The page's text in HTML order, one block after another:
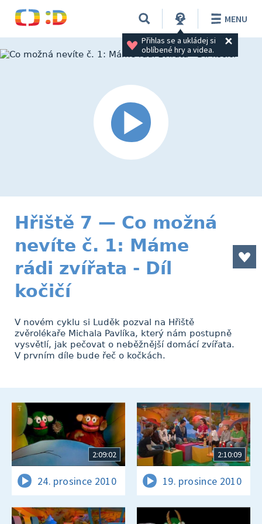
Přihlas se a ukládej si
oblíbené hry a videa.
MENU
Hřiště 7 — Co možná
nevíte č. 1: Máme
rádi zvířata - Díl
kočičí
V novém cyklu si Luděk pozval na Hřiště
zvěrolékaře Michala Pavlíka, který nám postupně
vysvětlí, jak pečovat o neběžnější domácí zvířata.
V prvním díle bude řeč o kočkách.
2:09:02
24. prosince 2010
2:10:09
19. prosince 2010